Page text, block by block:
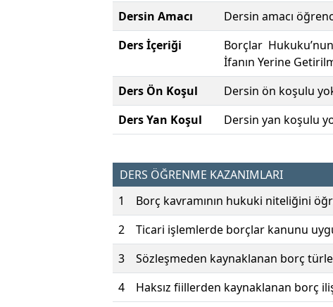
Dersin Amacı
Dersin amacı
Ders İçeriği
Borçlar
İfanın Yerine
Ders Ön Koşul
Dersin ön koşulu
Ders Yan Koşul
Dersin yan koşulu
DERS ÖĞRENME KAZANIMLARI
1
Borç kavramının hukuki niteliğini
2
Ticari işlemlerde borçlar kanunu
3
Sözleşmeden kaynaklanan borç
4
Haksız fiillerden kaynaklanan borç